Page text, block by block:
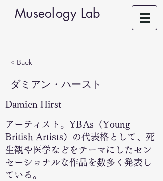
Museology Lab
< Back
ダミアン・ハースト
Damien Hirst
アーティスト。YBAs（Young
British Artists）の代表格として、死
生観や医学などをテーマにしたセン
セーショナルな作品を数多く発表し
ている。